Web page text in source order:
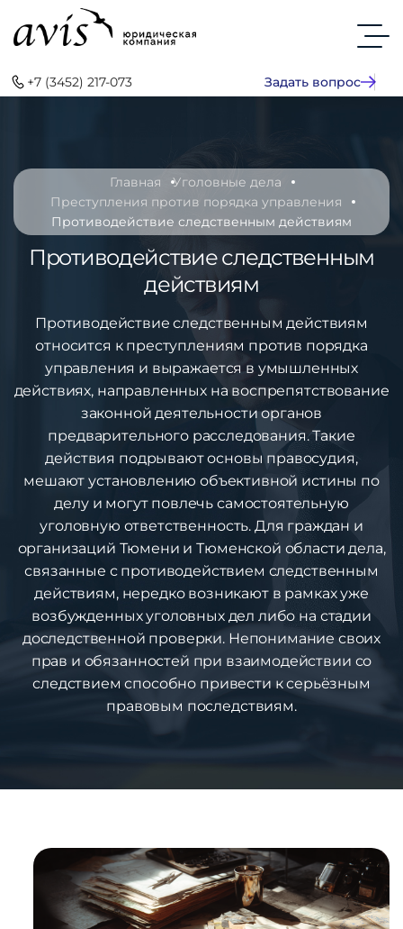
+7 (3452) 217-073 Задать вопрос
Главная
Уголовные дела
Преступления против порядка управления
Противодействие следственным действиям
Противодействие следственным
действиям
Противодействие следственным действиям
относится к преступлениям против порядка
управления и выражается в умышленных
действиях, направленных на воспрепятствование
законной деятельности органов
предварительного расследования. Такие
действия подрывают основы правосудия,
мешают установлению объективной истины по
делу и могут повлечь самостоятельную
уголовную ответственность. Для граждан и
организаций Тюмени и Тюменской области дела,
связанные с противодействием следственным
действиям, нередко возникают в рамках уже
возбужденных уголовных дел либо на стадии
доследственной проверки. Непонимание своих
прав и обязанностей при взаимодействии со
следствием способно привести к серьёзным
правовым последствиям.
1%